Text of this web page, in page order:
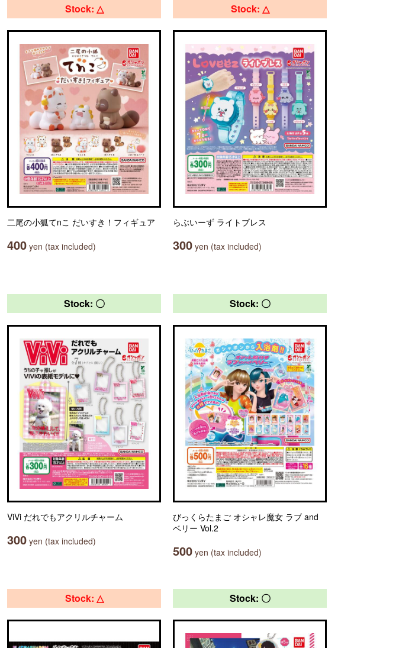
Stock: △
二尾の小狐てnこ だいすき！フィギュア
400 yen (tax included)
Stock: △
らぶいーず ライトブレス
300 yen (tax included)
Stock: 〇
ViVi だれでもアクリルチャーム
300 yen (tax included)
Stock: 〇
びっくらたまご オシャレ魔女 ラブ and
ベリー Vol.2
500 yen (tax included)
Stock: △ Stock: 〇